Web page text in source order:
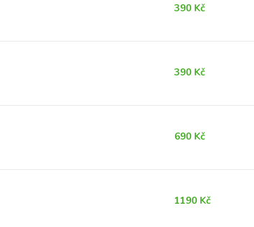
390 Kč
390 Kč
690 Kč
1190 Kč